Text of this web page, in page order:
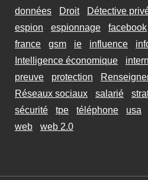
données
Droit Détective
espion
espionnage facebook
france
gsm ie influence
Intelligence économique
preuve
protection
Réseaux sociaux
salarié
sécurité
tpe téléphone usa
web
web 2.0